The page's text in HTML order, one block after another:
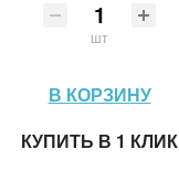
шт
В КОРЗИНУ
КУПИТЬ В 1 КЛИК